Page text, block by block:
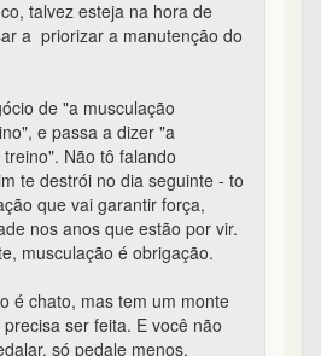
talvez esteja na hora de
a priorizar a manutenção do
de "a musculação
e passa a dizer "a
Não tô falando
te destrói no dia seguinte - to
que vai garantir força,
nos anos que estão por vir.
musculação é obrigação.
é chato, mas tem um monte
ser feita. E você não
só pedale menos.